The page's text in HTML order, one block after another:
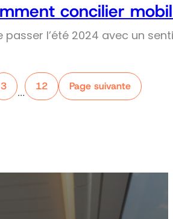
concilier
passer l’été 2024 avec un
3
…
12 Page suivante